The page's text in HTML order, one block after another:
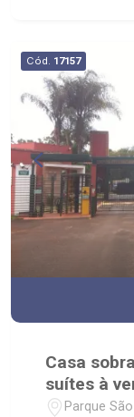
climatizados;
planejados
Condomínio
horas,
academia,
salão de
ao CrossFit
Animal
Cód. 17157
Casa
suítes à
Sebastião
Parque